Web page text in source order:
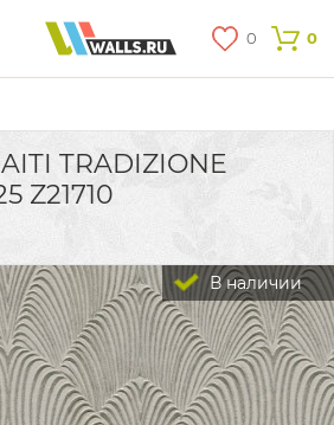
0 0
TRADIZIONE
Z21710
В наличии